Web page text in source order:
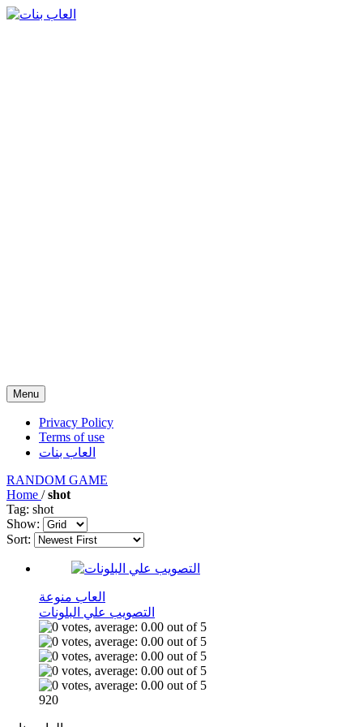
Menu
Privacy Policy
Terms of use
العاب بنات
RANDOM GAME
Home / shot
Tag: shot
Show:
Sort:
العاب منوعة
التصويب علي البلونات
920